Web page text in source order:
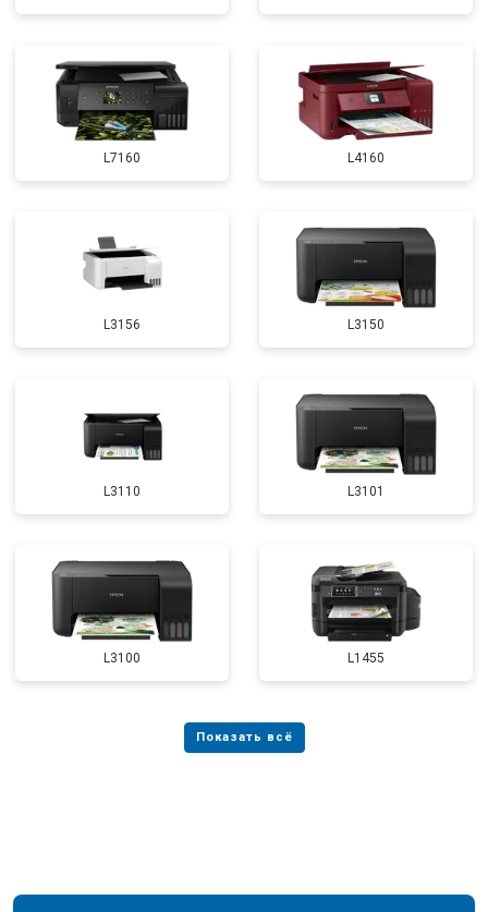
L7160 L4160
L3156 L3150
L3110 L3101
L3100 L1455